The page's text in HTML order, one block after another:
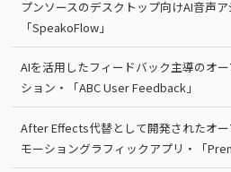
プンソースのデスクトップ向けAI音声ア
「SpeakoFlow」
AIを活用したフィードバック主導のオ
ション・「ABC User Feedback」
After Effects代替として開発されたオー
モーショングラフィックアプリ・「